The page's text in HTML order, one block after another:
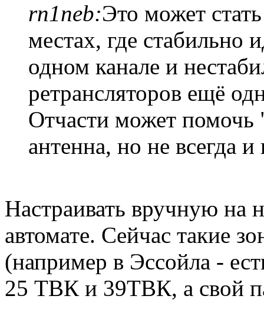
rn1neb:Это может
местах, где стабильно
одном канале и
ретрансляторов ещё
Отчасти может помочь
антенна, но не всегда и
Настраивать вручную на
автомате. Сейчас такие
(например в Эссойла -
25 ТВК и 39ТВК, а свой